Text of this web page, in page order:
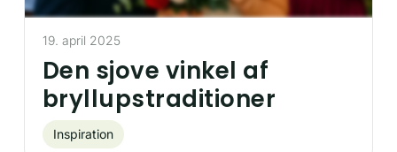
Den sjove vinkel af
bryllupstraditioner
Inspiration
19. april 2025